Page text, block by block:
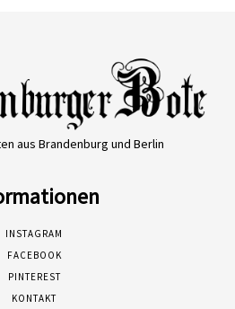
aus Brandenburg und Berlin
INSTAGRAM
FACEBOOK
PINTEREST
KONTAKT